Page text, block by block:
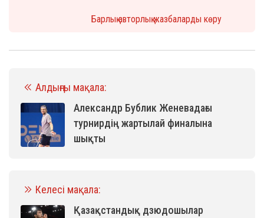
Барлық авторлық жазбаларды көру
Алдыңғы мақала:
Александр Бублик Женевадағы
турнирдің жартылай финалына
шықты
Келесі мақала:
Қазақстандық дзюдошылар